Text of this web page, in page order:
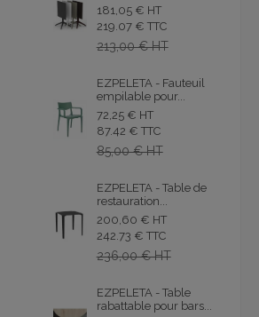
181,05 € HT
219.07 € TTC
213,00 € HT
EZPELETA - Fauteuil
empilable pour...
72,25 € HT
87.42 € TTC
85,00 € HT
EZPELETA - Table de
restauration...
200,60 € HT
242.73 € TTC
236,00 € HT
EZPELETA - Table
rabattable pour bars...